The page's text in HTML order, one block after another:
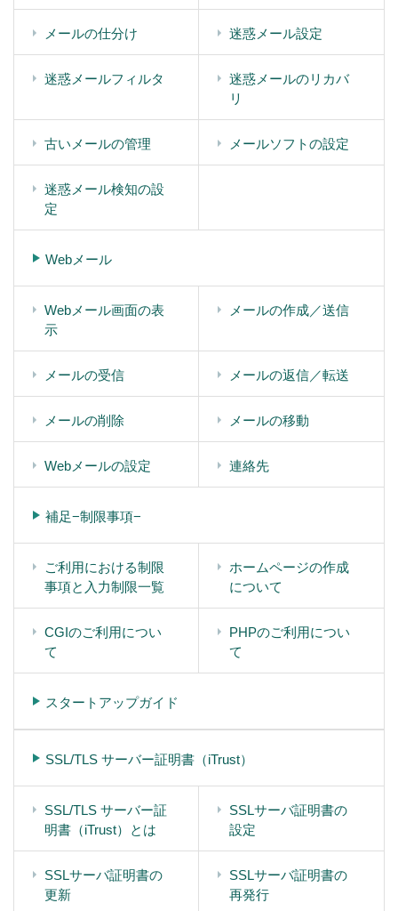
メールの仕分け 迷惑メール設定
迷惑メールフィルタ
迷惑メールのリカバ
リ
古いメールの管理 メールソフトの設定
迷惑メール検知の設
定
Webメール
Webメール画面の表
示
メールの作成／送信
メールの受信 メールの返信／転送
メールの削除 メールの移動
Webメールの設定 連絡先
補足−制限事項−
ご利用における制限
事項と入力制限一覧
ホームページの作成
について
CGIのご利用につい
て
PHPのご利用につい
て
スタートアップガイド
SSL/TLS サーバー証明書（iTrust）
SSL/TLS サーバー証
明書（iTrust）とは
SSLサーバ証明書の
設定
SSLサーバ証明書の
更新
SSLサーバ証明書の
再発行